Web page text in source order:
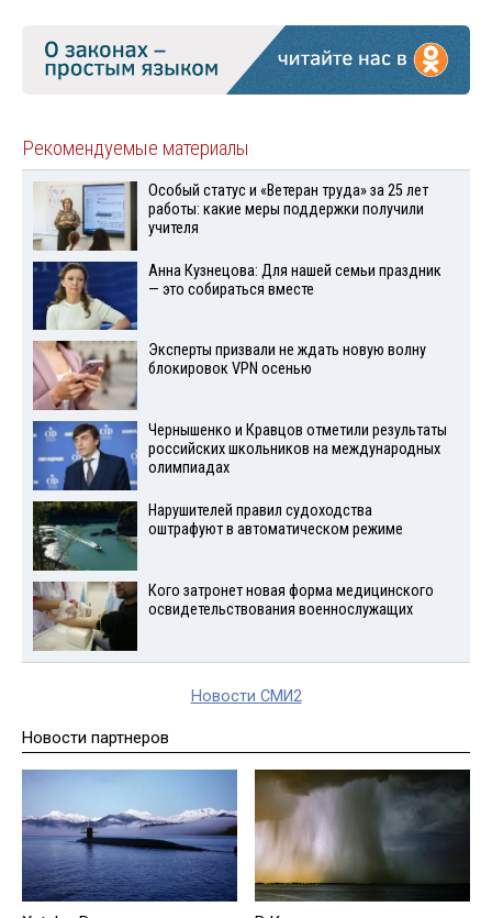
Рекомендуемые материалы
Особый статус и «Ветеран труда» за 25 лет
работы: какие меры поддержки получили
учителя
Анна Кузнецова: Для нашей семьи праздник
— это собираться вместе
Эксперты призвали не ждать новую волну
блокировок VPN осенью
Чернышенко и Кравцов отметили результаты
российских школьников на международных
олимпиадах
Нарушителей правил судоходства
оштрафуют в автоматическом режиме
Кого затронет новая форма медицинского
освидетельствования военнослужащих
Новости СМИ2
Новости партнеров